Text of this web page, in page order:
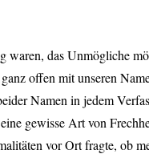
waren, das Unmögliche
offen mit unseren
Namen in jedem
gewisse Art von
vor Ort fragte, ob